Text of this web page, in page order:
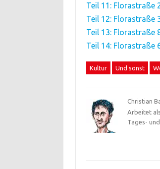
Teil 11: Florastraße
Teil 12: Florastraße
Teil 13: Florastraße
Teil 14: Florastraße
Kultur Und sonst
Christian
Arbeitet
Tages-